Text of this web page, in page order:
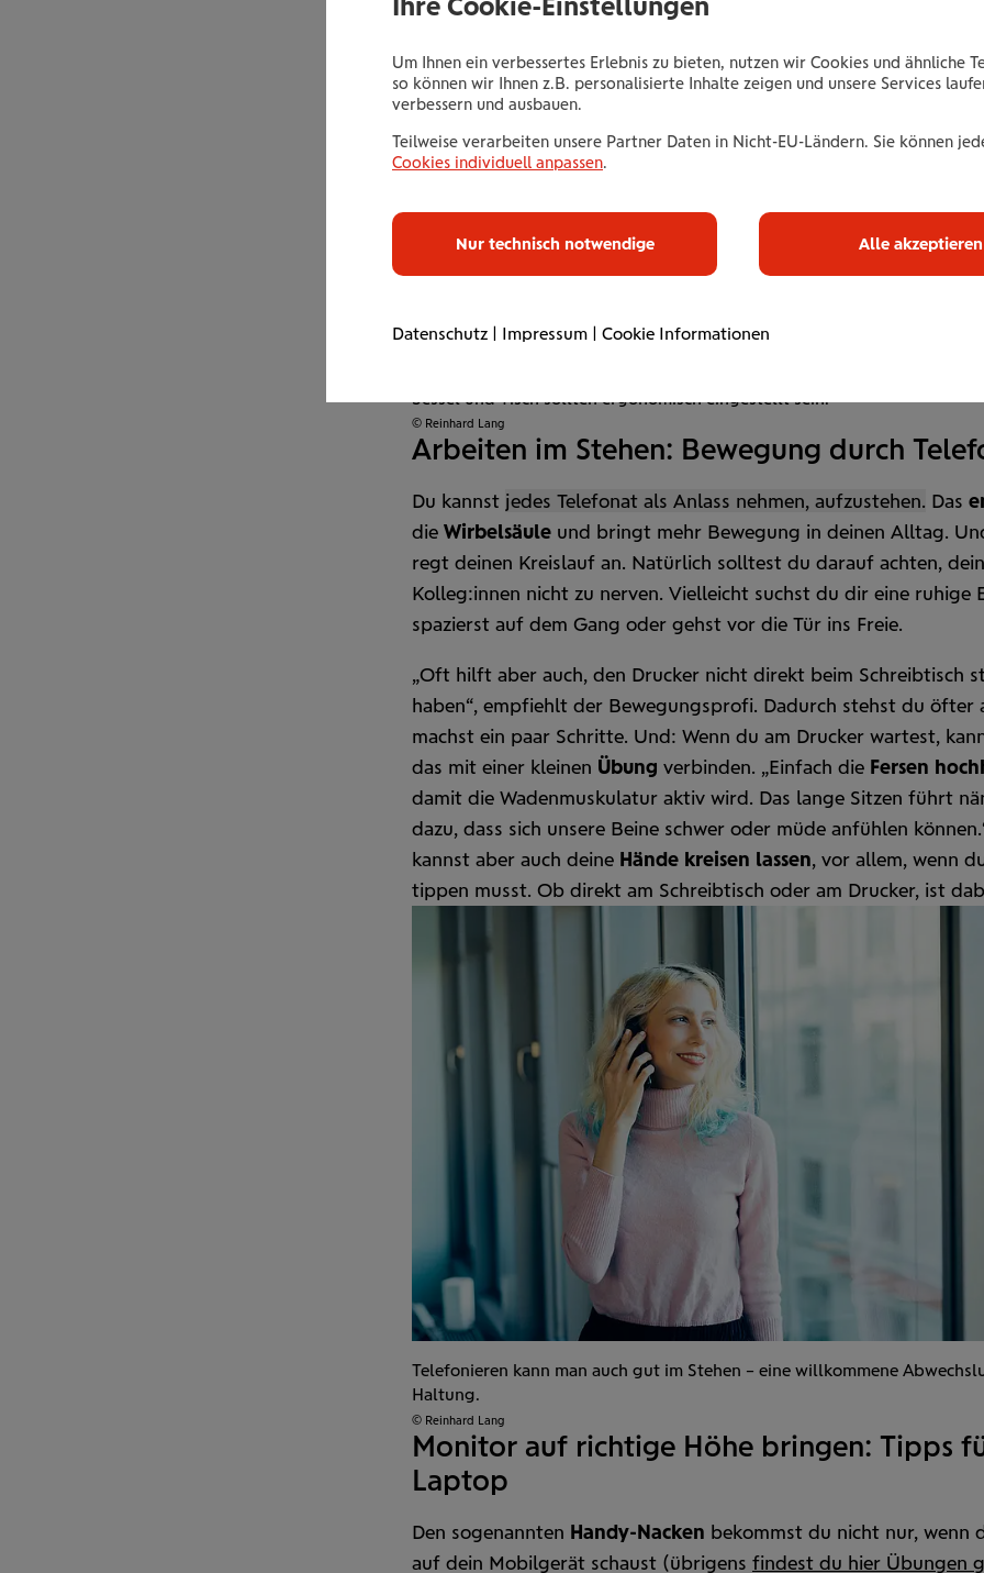
Sessel und Tisch sollten ergonomisch eingestellt sein.
© Reinhard Lang
Arbeiten im Stehen: Bewegung durch
Du kannst jedes Telefonat als Anlass nehmen, aufzustehen. Das
die Wirbel­säule und bringt mehr Bewegung in deinen All­tag.
regt deinen Kreis­lauf an. Natürlich solltest du darauf achten,
Kolleg:innen nicht zu nerven. Vielleicht suchst du dir eine ruhige
spazierst auf dem Gang oder gehst vor die Tür ins Freie.
„Oft hilft aber auch, den Drucker nicht direkt beim Schreib­tisch
haben“, empfiehlt der Bewegungs­profi. Dadurch stehst du öfter
machst ein paar Schritte. Und: Wenn du am Drucker wartest,
das mit einer kleinen Übung verbinden. „Einfach die Fersen
damit die Waden­muskulatur aktiv wird. Das lange Sitzen führt
dazu, dass sich unsere Beine schwer oder müde anfühlen
kannst aber auch deine Hände kreisen lassen, vor allem, wenn
tippen musst. Ob direkt am Schreib­tisch oder am Drucker, ist
Telefonieren kann man auch gut im Stehen – eine willkommene
Haltung.
© Reinhard Lang
Monitor auf richtige Höhe bringen: Tipps
Laptop
Den sogenannten Handy-Nacken bekommst du nicht nur, wenn
auf dein Mobil­gerät schaust (übrigens findest du hier Übungen
Um Ihnen ein verbessertes Erlebnis zu bieten, nutzen wir Cookies und ähnliche
so können wir Ihnen z.B. personalisierte Inhalte zeigen und unsere Services
verbessern und ausbauen.
Teilweise verarbeiten unsere Partner Daten in Nicht-EU-Ländern. Sie können
Cookies individuell anpassen.
Nur technisch notwendige Alle akzeptieren
Datenschutz | Impressum | Cookie Informationen